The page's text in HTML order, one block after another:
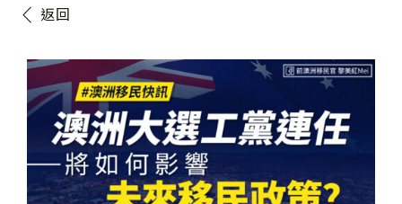
返回